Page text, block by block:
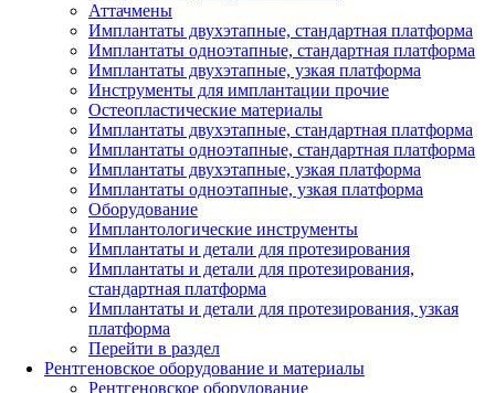
Аттачмены
Имплантаты двухэтапные, стандартная платформа
Имплантаты одноэтапные, стандартная платформа
Имплантаты двухэтапные, узкая платформа
Инструменты для имплантации прочие
Остеопластические материалы
Имплантаты двухэтапные, стандартная платформа
Имплантаты одноэтапные, стандартная платформа
Имплантаты двухэтапные, узкая платформа
Имплантаты одноэтапные, узкая платформа
Оборудование
Имплантологические инструменты
Имплантаты и детали для протезирования
Имплантаты и детали для протезирования,
стандартная платформа
Имплантаты и детали для протезирования, узкая
платформа
Перейти в раздел
Рентгеновское оборудование и материалы
Рентгеновское оборудование